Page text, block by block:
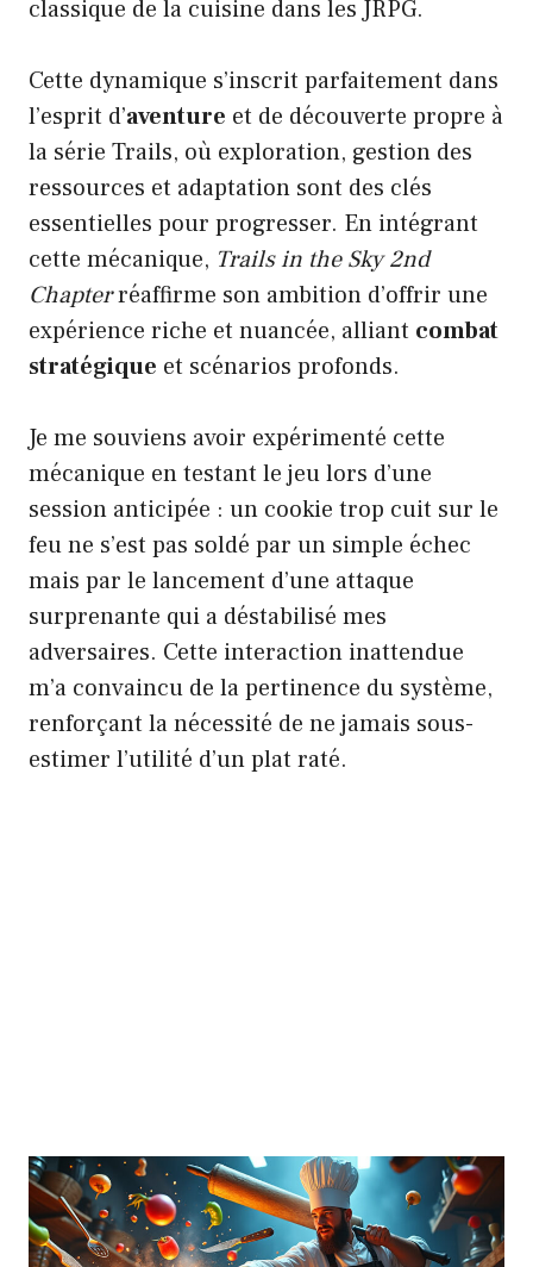
classique de la cuisine dans les JRPG.
Cette dynamique s’inscrit parfaitement dans
l’esprit d’aventure et de découverte propre à
la série Trails, où exploration, gestion des
ressources et adaptation sont des clés
essentielles pour progresser. En intégrant
cette mécanique, Trails in the Sky 2nd
Chapterréaffirme son ambition d’offrir une
expérience riche et nuancée, alliant combat
stratégique et scénarios profonds.
Je me souviens avoir expérimenté cette
mécanique en testant le jeu lors d’une
session anticipée : un cookie trop cuit sur le
feu ne s’est pas soldé par un simple échec
mais par le lancement d’une attaque
surprenante qui a déstabilisé mes
adversaires. Cette interaction inattendue
m’a convaincu de la pertinence du système,
renforçant la nécessité de ne jamais sous-
estimer l’utilité d’un plat raté.